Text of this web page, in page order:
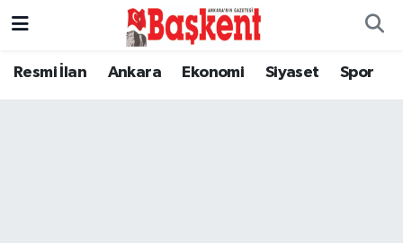
Resmi İlan Ankara Ekonomi Siyaset Spor